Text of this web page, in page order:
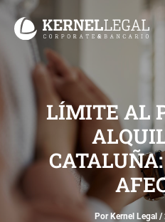
Ir
contenido
LÍMITE AL
Por Kernel Legal /